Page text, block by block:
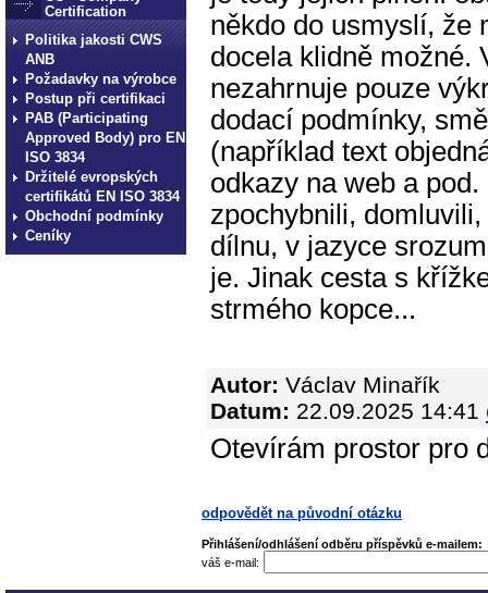
Certification
Politika jakosti CWS
ANB
Požadavky na výrobce
Postup při certifikaci
PAB (Participating
Approved Body) pro EN
ISO 3834
Držitelé evropských
certifikátů EN ISO 3834
Obchodní podmínky
Ceníky
někdo do usmyslí, že
docela klidně možné.
nezahrnuje pouze
dodací podmínky,
(například text
odkazy na web a
zpochybnili,
dílnu, v jazyce
je. Jinak cesta s
strmého kopce...
Autor: Václav Minařík
Datum: 22.09.2025 14:41
Otevírám prostor pro
odpovědět na původní otázku
Přihlášení/odhlášení odběru příspěvků e-mailem:
váš e-mail: